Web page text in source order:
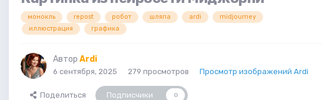
монокль repost робот шляпа ardi
midjourney
иллюстрация
графика
Автор Ardi
6 сентября, 2025 279 просмотров Просмотр изображений Ardi
Поделиться Подписчики 0